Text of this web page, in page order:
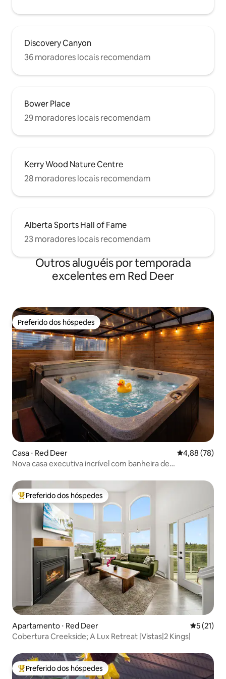
Discovery Canyon
36 moradores locais recomendam
Bower Place
29 moradores locais recomendam
Kerry Wood Nature Centre
28 moradores locais recomendam
Alberta Sports Hall of Fame
23 moradores locais recomendam
Outros aluguéis por temporada
excelentes em Red Deer
Preferido dos hóspedes
Preferido dos hóspedes
Casa ⋅ Red Deer 4,88 de uma
4,88 (78)
Nova casa executiva incrível com banheira de
Entre os melhores preferidos dos hóspedes
Preferido dos hóspedes
Apartamento ⋅ Red Deer 5 de uma
5 (21)
Cobertura Creekside; A Lux Retreat |Vistas|2 Kings|
Entre os melhores preferidos dos hóspedes
Preferido dos hóspedes